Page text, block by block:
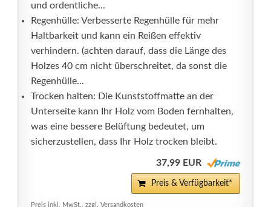
und ordentliche...
Regenhülle: Verbesserte Regenhülle für mehr
Haltbarkeit und kann ein Reißen effektiv
verhindern. (achten darauf, dass die Länge des
Holzes 40 cm nicht überschreitet, da sonst die
Regenhülle...
Trocken halten: Die Kunststoffmatte an der
Unterseite kann Ihr Holz vom Boden fernhalten,
was eine bessere Belüftung bedeutet, um
sicherzustellen, dass Ihr Holz trocken bleibt.
37,99 EUR
Preis & Verfügbarkeit*
Preis inkl. MwSt., zzgl. Versandkosten